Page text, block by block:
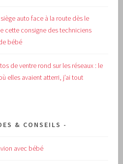
auto face à la route dès le
cette consigne des techniciens
bébé
de ventre rond sur les réseaux : le
elles avaient atterri, j’ai tout
& CONSEILS
avec bébé